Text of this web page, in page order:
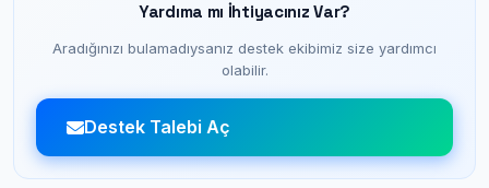
Yardıma mı İhtiyacınız Var?
Aradığınızı bulamadıysanız destek ekibimiz size yardımcı
olabilir.
Destek Talebi Aç